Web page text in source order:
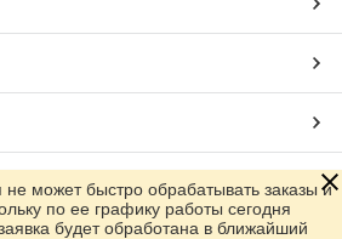
может быстро обрабатывать заказы и
по ее графику работы сегодня
будет обработана в ближайший